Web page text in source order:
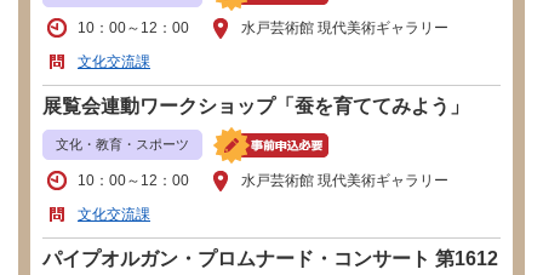
10：00～12：00
水戸芸術館 現代美術ギャラリー
文化交流課
展覧会連動ワークショップ「蚕を育ててみよう」
文化・教育・スポーツ
10：00～12：00
水戸芸術館 現代美術ギャラリー
文化交流課
パイプオルガン・プロムナード・コンサート 第1612